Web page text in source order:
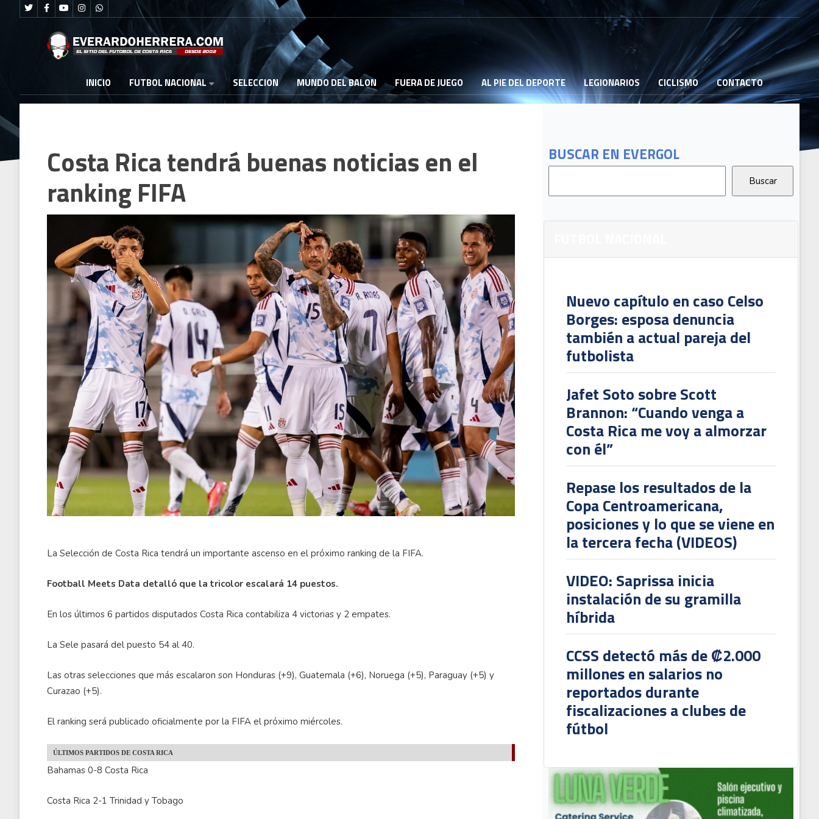
INICIO FUTBOL NACIONAL SELECCION MUNDO DEL BALON FUERA DE JUEGO AL PIE DEL DEPORTE LEGIONARIOS CICLISMO CONTACTO
BUSCAR EN EVERGOL
Nuevo capítulo en caso Celso
Borges: esposa denuncia
también a actual pareja del
futbolista
Jafet Soto sobre Scott
Brannon: “Cuando venga a
Costa Rica me voy a almorzar
con él”
Repase los resultados de la
Copa Centroamericana,
posiciones y lo que se viene en
la tercera fecha (VIDEOS)
VIDEO: Saprissa inicia
instalación de su gramilla
híbrida
CCSS detectó más de ₡2.000
millones en salarios no
reportados durante
fiscalizaciones a clubes de
fútbol
Costa Rica tendrá buenas noticias en el
ranking FIFA
La Selección de Costa Rica tendrá un importante ascenso en el próximo ranking de la FIFA.
Football Meets Data detalló que la tricolor escalará 14 puestos.
En los últimos 6 partidos disputados Costa Rica contabiliza 4 victorias y 2 empates.
La Sele pasará del puesto 54 al 40.
Las otras selecciones que más escalaron son Honduras (+9), Guatemala (+6), Noruega (+5), Paraguay (+5) y
Curazao (+5).
El ranking será publicado oficialmente por la FIFA el próximo miércoles.
ÚLTIMOS PARTIDOS DE COSTA RICA
Bahamas 0-8 Costa Rica
Costa Rica 2-1 Trinidad y Tobago